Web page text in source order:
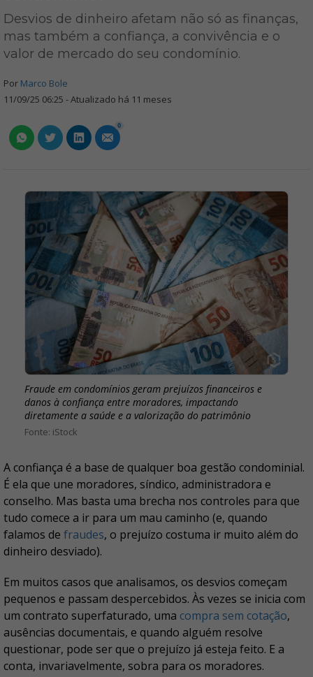
Desvios de dinheiro afetam não só as finanças,
mas também a confiança, a convivência e o
valor de mercado do seu condomínio.
Por Marco Bole
11/09/25 06:25 - Atualizado há 11 meses
0
Fraude em condomínios geram prejuízos financeiros e
danos à confiança entre moradores, impactando
diretamente a saúde e a valorização do patrimônio
iStock
A confiança é a base de qualquer boa gestão condominial.
É ela que une moradores, síndico, administradora e
conselho. Mas basta uma brecha nos controles para que
tudo comece a ir para um mau caminho (e, quando
falamos de fraudes, o prejuízo costuma ir muito além do
dinheiro desviado).
Em muitos casos que analisamos, os desvios começam
pequenos e passam despercebidos. Às vezes se inicia com
um contrato superfaturado, uma compra sem cotação,
ausências documentais, e quando alguém resolve
questionar, pode ser que o prejuízo já esteja feito. E a
conta, invariavelmente, sobra para os moradores.